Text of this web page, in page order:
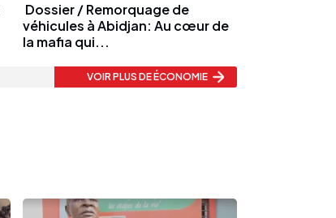
Dossier / Remorquage de
véhicules à Abidjan: Au cœur de
la mafia qui...
VOIR PLUS DE ÉCONOMIE